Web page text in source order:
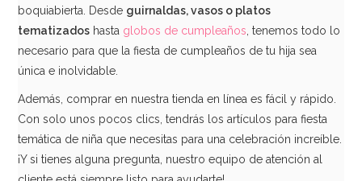
AÑADIR
boquiabierta. Desde guirnaldas, vasos o platos
tematizados hasta globos de cumpleaños , tenemos todo lo
necesario para que la fiesta de cumpleaños de tu hija sea
única e inolvidable.
Además, comprar en nuestra tienda en línea es fácil y rápido.
Con solo unos pocos clics, tendrás los artículos para fiesta
temática de niña que necesitas para una celebración increíble.
¡Y si tienes alguna pregunta, nuestro equipo de atención al